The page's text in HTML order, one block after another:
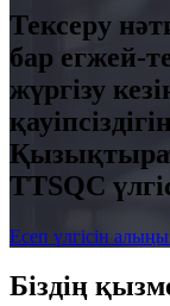
Тексеру
бар егжей-
жүргізу
TTSQC
Есеп үлгісін
Біздің